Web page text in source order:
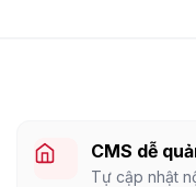
CMS dễ
Tự cập nhật